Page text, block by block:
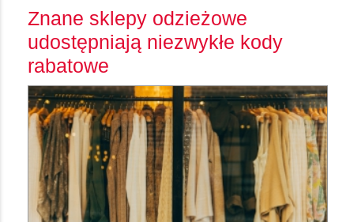
Znane sklepy odzieżowe
udostępniają niezwykłe kody
rabatowe